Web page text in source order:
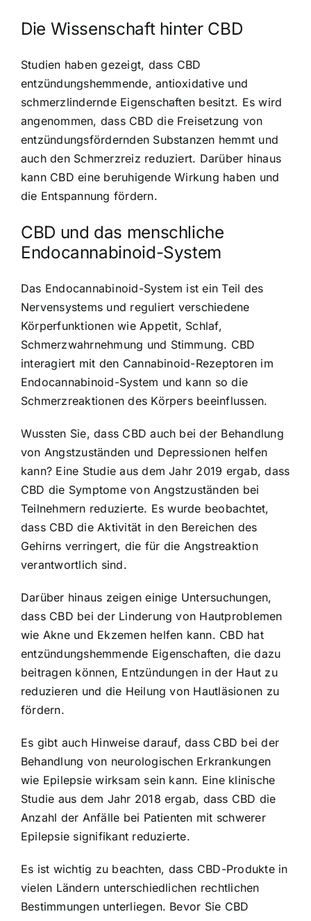
Die Wissenschaft hinter CBD
Studien haben gezeigt, dass CBD
entzündungshemmende, antioxidative und
schmerzlindernde Eigenschaften besitzt. Es wird
angenommen, dass CBD die Freisetzung von
entzündungsfördernden Substanzen hemmt und
auch den Schmerzreiz reduziert. Darüber hinaus
kann CBD eine beruhigende Wirkung haben und
die Entspannung fördern.
CBD und das menschliche
Endocannabinoid-System
Das Endocannabinoid-System ist ein Teil des
Nervensystems und reguliert verschiedene
Körperfunktionen wie Appetit, Schlaf,
Schmerzwahrnehmung und Stimmung. CBD
interagiert mit den Cannabinoid-Rezeptoren im
Endocannabinoid-System und kann so die
Schmerzreaktionen des Körpers beeinflussen.
Wussten Sie, dass CBD auch bei der Behandlung
von Angstzuständen und Depressionen helfen
kann? Eine Studie aus dem Jahr 2019 ergab, dass
CBD die Symptome von Angstzuständen bei
Teilnehmern reduzierte. Es wurde beobachtet,
dass CBD die Aktivität in den Bereichen des
Gehirns verringert, die für die Angstreaktion
verantwortlich sind.
Darüber hinaus zeigen einige Untersuchungen,
dass CBD bei der Linderung von Hautproblemen
wie Akne und Ekzemen helfen kann. CBD hat
entzündungshemmende Eigenschaften, die dazu
beitragen können, Entzündungen in der Haut zu
reduzieren und die Heilung von Hautläsionen zu
fördern.
Es gibt auch Hinweise darauf, dass CBD bei der
Behandlung von neurologischen Erkrankungen
wie Epilepsie wirksam sein kann. Eine klinische
Studie aus dem Jahr 2018 ergab, dass CBD die
Anzahl der Anfälle bei Patienten mit schwerer
Epilepsie signifikant reduzierte.
Es ist wichtig zu beachten, dass CBD-Produkte in
vielen Ländern unterschiedlichen rechtlichen
Bestimmungen unterliegen. Bevor Sie CBD